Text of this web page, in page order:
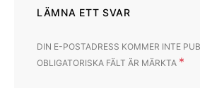
LÄMNA ETT SVAR
DIN E-POSTADRESS KOMMER INTE
OBLIGATORISKA FÄLT ÄR MÄRKTA *